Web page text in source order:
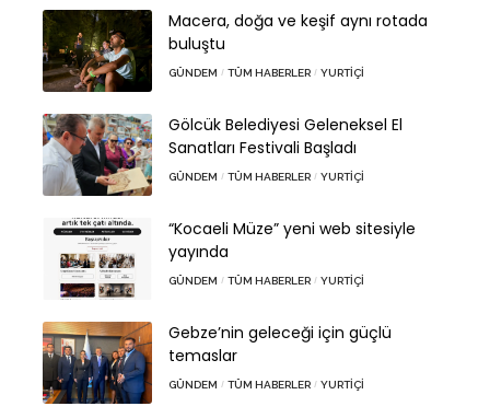
Macera, doğa ve keşif aynı rotada
buluştu
GÜNDEM TÜM HABERLER YURTIÇI
Gölcük Belediyesi Geleneksel El
Sanatları Festivali Başladı
GÜNDEM TÜM HABERLER YURTIÇI
“Kocaeli Müze” yeni web sitesiyle
yayında
GÜNDEM TÜM HABERLER YURTIÇI
Gebze’nin geleceği için güçlü
temaslar
GÜNDEM TÜM HABERLER YURTIÇI